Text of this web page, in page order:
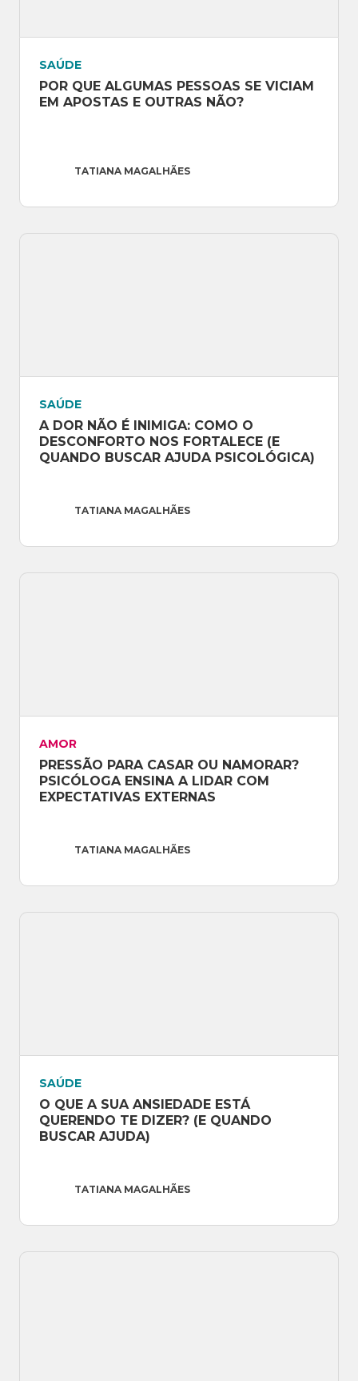
SAÚDE
POR QUE ALGUMAS PESSOAS SE VICIAM
EM APOSTAS E OUTRAS NÃO?
TATIANA MAGALHÃES
SAÚDE
A DOR NÃO É INIMIGA: COMO O
DESCONFORTO NOS FORTALECE (E
QUANDO BUSCAR AJUDA PSICOLÓGICA)
TATIANA MAGALHÃES
AMOR
PRESSÃO PARA CASAR OU NAMORAR?
PSICÓLOGA ENSINA A LIDAR COM
EXPECTATIVAS EXTERNAS
TATIANA MAGALHÃES
SAÚDE
O QUE A SUA ANSIEDADE ESTÁ
QUERENDO TE DIZER? (E QUANDO
BUSCAR AJUDA)
TATIANA MAGALHÃES